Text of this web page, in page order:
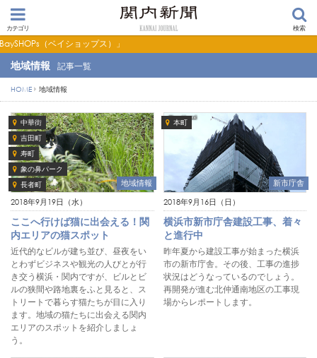
カテゴリ 検索
ベイショップス）」
地域情報 記事一覧
HOME 地域情報
中華街
吉田町
寿町
象の鼻パーク
長者町
地域情報
2018年9月19日（水）
ここへ行けば猫に出会える！関
内エリアの猫スポット
近代的なビルが建ち並び、昼夜をい
とわずビジネスや観光の人びとが行
き交う横浜・関内ですが、ビルとビ
ルの狭間や路地裏をふと見ると、ス
トリートで暮らす猫たちが目に入り
ます。地域の猫たちに出会える関内
エリアのスポットを紹介しましょ
う。
本町
新市庁舎
2018年9月16日（日）
横浜市新市庁舎建設工事、着々
と進行中
昨年夏から建設工事が始まった横浜
市の新市庁舎。その後、工事の進捗
状況はどうなっているのでしょう。
再開発が進む北仲通南地区の工事現
場からレポートします。